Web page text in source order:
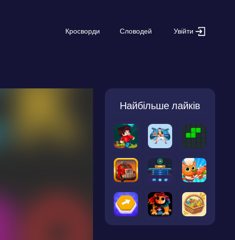
Кросворди Словодей Увійти
Найбільше лайків